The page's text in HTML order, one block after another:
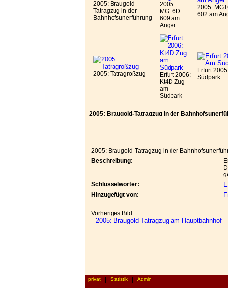
2005: Braugold-
Tatragzug in der
Bahnhofsunerführung
2005:
MGT6D
609 am
Anger
2005:
602 am
2005: Tatragroßzug
Erfurt 2006:
Kt4D Zug
am
Südpark
Erfurt
Südpark
2005: Braugold-Tatragzug in der
2005: Braugold-Tatragzug in der
Beschreibung:
Schlüsselwörter:
Hinzugefügt von:
Vorheriges Bild:
2005: Braugold-Tatragzug am Hauptbahnhof
privat Statistik Admin